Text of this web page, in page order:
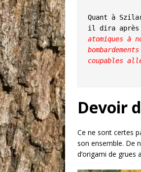
Quant à
il dira après
atomiques à
coupables
Devoir
Ce ne sont certes
son ensemble. De
d’origami de